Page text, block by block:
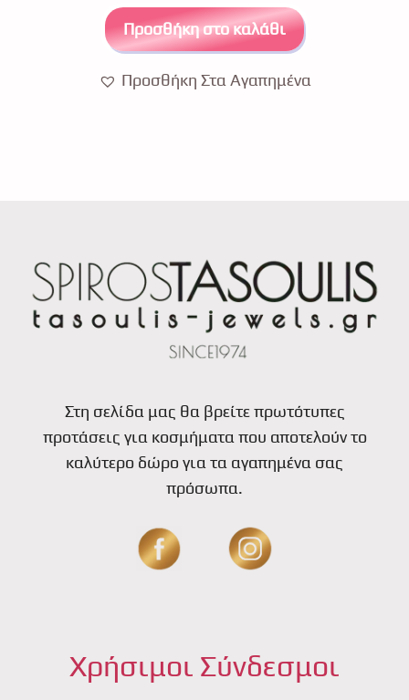
5
Προσθήκη στο καλάθι
Προσθήκη Στα Αγαπημένα
Στη σελίδα μας θα βρείτε πρωτότυπες
προτάσεις για κοσμήματα που αποτελούν το
καλύτερο δώρο για τα αγαπημένα σας
πρόσωπα.
Χρήσιμοι Σύνδεσμοι